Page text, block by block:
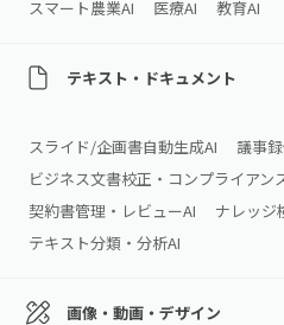
スマート農業AI
医療AI 教育AI
テキスト・ドキュメント
スライド/企画書自動生成AI 議事
ビジネス文書校正・コンプライアン
契約書管理・レビューAI
ナレッジ
テキスト分類・分析AI
画像・動画・デザイン